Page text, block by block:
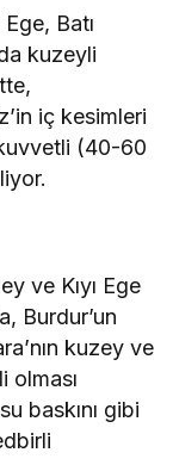
Batı
kuzeyli
iç kesimleri
kuvvetli (40-60
ve Kıyı Ege
Burdur’un
kuzey ve
olması
baskını gibi